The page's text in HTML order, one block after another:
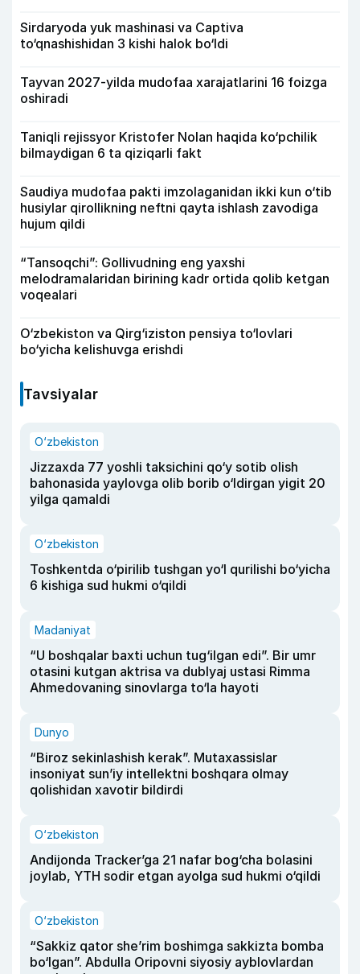
Sirdaryoda yuk mashinasi va Captiva
to‘qnashishidan 3 kishi halok bo‘ldi
Tayvan 2027-yilda mudofaa xarajatlarini 16 foizga
oshiradi
Taniqli rejissyor Kristofer Nolan haqida ko‘pchilik
bilmaydigan 6 ta qiziqarli fakt
Saudiya mudofaa pakti imzolaganidan ikki kun o‘tib
husiylar qirollikning neftni qayta ishlash zavodiga
hujum qildi
“Tansoqchi”: Gollivudning eng yaxshi
melodramalaridan birining kadr ortida qolib ketgan
voqealari
O‘zbekiston va Qirg‘iziston pensiya to‘lovlari
bo‘yicha kelishuvga erishdi
Tavsiyalar
O‘zbekiston
Jizzaxda 77 yoshli taksichini qo‘y sotib olish
bahonasida yaylovga olib borib o‘ldirgan yigit 20
yilga qamaldi
O‘zbekiston
Toshkentda o‘pirilib tushgan yo‘l qurilishi bo‘yicha
6 kishiga sud hukmi o‘qildi
Madaniyat
“U boshqalar baxti uchun tug‘ilgan edi”. Bir umr
otasini kutgan aktrisa va dublyaj ustasi Rimma
Ahmedovaning sinovlarga to‘la hayoti
Dunyo
“Biroz sekinlashish kerak”. Mutaxassislar
insoniyat sun’iy intellektni boshqara olmay
qolishidan xavotir bildirdi
O‘zbekiston
Andijonda Tracker’ga 21 nafar bog‘cha bolasini
joylab, YTH sodir etgan ayolga sud hukmi o‘qildi
O‘zbekiston
“Sakkiz qator she’rim boshimga sakkizta bomba
bo‘lgan”. Abdulla Oripovni siyosiy ayblovlardan